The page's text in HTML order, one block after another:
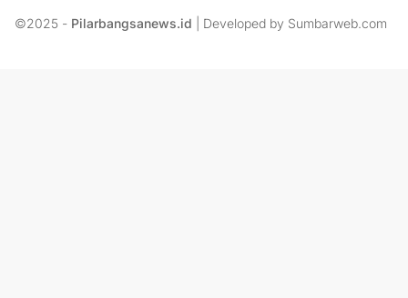
©2025 - Pilarbangsanews.id | Developed by Sumbarweb.com